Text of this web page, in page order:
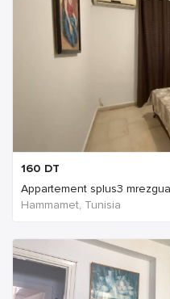
160 DT
Appartement splus3 mrezgua
Hammamet, Tunisia